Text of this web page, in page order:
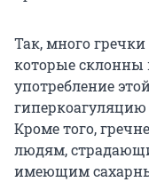
Так, много
которые склонны
употребление
Кроме того,
людям,
имеющим